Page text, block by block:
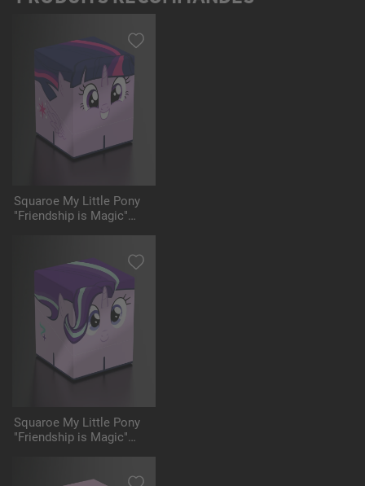
Squaroe My Little Pony
"Friendship is Magic"
Squaroe My Little Pony
"Friendship is Magic"